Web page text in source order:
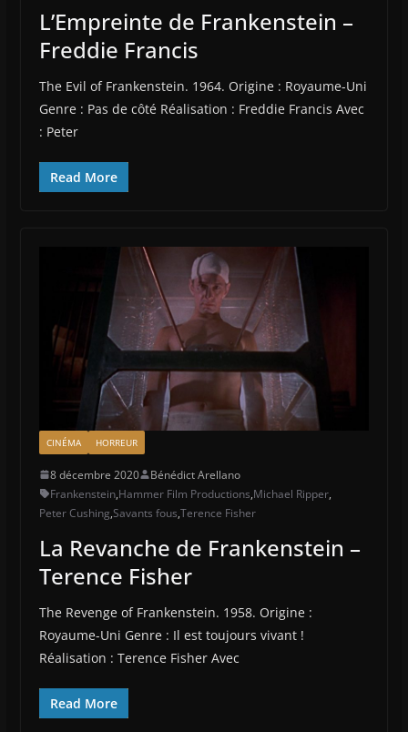
L’Empreinte de Frankenstein –
Freddie Francis
The Evil of Frankenstein. 1964. Origine : Royaume-Uni
Genre : Pas de côté Réalisation : Freddie Francis Avec
: Peter
Read More
CINÉMA HORREUR
8 décembre 2020
Bénédict Arellano
Frankenstein,Hammer Film Productions,Michael Ripper,
Peter Cushing,Savants fous,Terence Fisher
La Revanche de Frankenstein –
Terence Fisher
The Revenge of Frankenstein. 1958. Origine :
Royaume-Uni Genre : Il est toujours vivant !
Réalisation : Terence Fisher Avec
Read More